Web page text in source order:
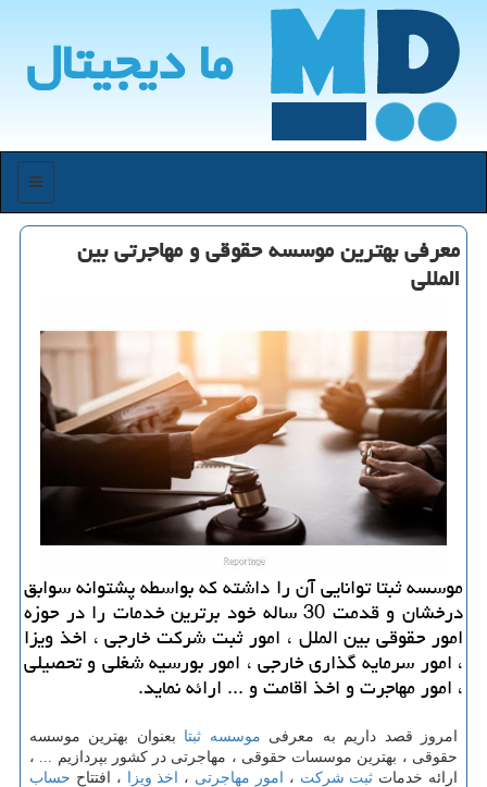
ما دیجیتال
منو
معرفی بهترین موسسه حقوقی و مهاجرتی بین
المللی
موسسه ثبتا توانایی آن را داشته كه بواسطه پشتوانه سوابق
درخشان و قدمت 30 ساله خود برترین خدمات را در حوزه
امور حقوقی بین الملل ، امور ثبت شركت خارجی ، اخذ ویزا
، امور سرمایه گذاری خارجی ، امور بورسیه شغلی و تحصیلی
، امور مهاجرت و اخذ اقامت و ... ارائه نماید.
امروز قصد داریم به معرفی موسسه ثبتا بعنوان بهترین موسسه
حقوقی ، بهترین موسسات حقوقی ، مهاجرتی در کشور بپردازیم ... ،
ارائه خدمات ثبت شرکت ، امور مهاجرتی ، اخذ ویزا ، افتتاح حساب